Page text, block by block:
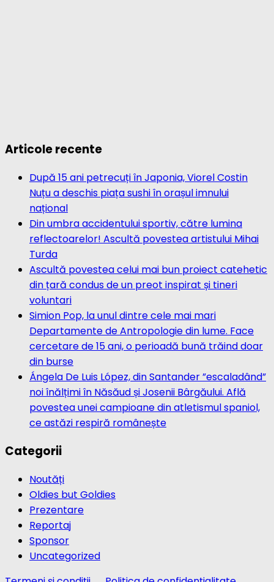
Articole recente
După 15 ani petrecuți în Japonia, Viorel Costin
Nuțu a deschis piața sushi în orașul imnului
național
Din umbra accidentului sportiv, către lumina
reflectoarelor! Ascultă povestea artistului Mihai
Turda
Ascultă povestea celui mai bun proiect catehetic
din țară condus de un preot inspirat și tineri
voluntari
Simion Pop, la unul dintre cele mai mari
Departamente de Antropologie din lume. Face
cercetare de 15 ani, o perioadă bună trăind doar
din burse
Ángela De Luis López, din Santander ”escaladând”
noi înălțimi în Năsăud și Josenii Bârgăului. Află
povestea unei campioane din atletismul spaniol,
ce astăzi respiră românește
Categorii
Noutăți
Oldies but Goldies
Prezentare
Reportaj
Sponsor
Uncategorized